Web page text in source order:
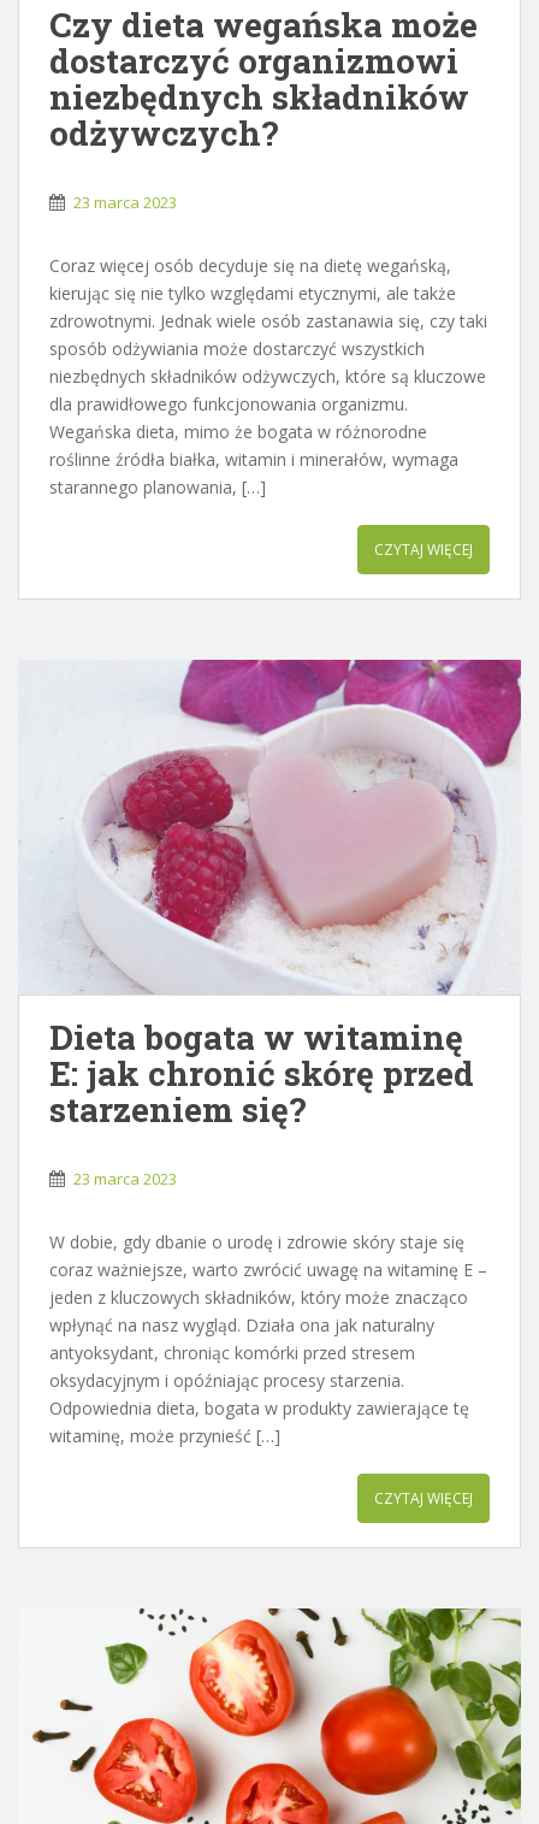
Czy dieta wegańska może
dostarczyć organizmowi
niezbędnych składników
odżywczych?
23 marca 2023
Coraz więcej osób decyduje się na dietę wegańską,
kierując się nie tylko względami etycznymi, ale także
zdrowotnymi. Jednak wiele osób zastanawia się, czy taki
sposób odżywiania może dostarczyć wszystkich
niezbędnych składników odżywczych, które są kluczowe
dla prawidłowego funkcjonowania organizmu.
Wegańska dieta, mimo że bogata w różnorodne
roślinne źródła białka, witamin i minerałów, wymaga
starannego planowania, […]
CZYTAJ WIĘCEJ
Dieta bogata w witaminę
E: jak chronić skórę przed
starzeniem się?
23 marca 2023
W dobie, gdy dbanie o urodę i zdrowie skóry staje się
coraz ważniejsze, warto zwrócić uwagę na witaminę E –
jeden z kluczowych składników, który może znacząco
wpłynąć na nasz wygląd. Działa ona jak naturalny
antyoksydant, chroniąc komórki przed stresem
oksydacyjnym i opóźniając procesy starzenia.
Odpowiednia dieta, bogata w produkty zawierające tę
witaminę, może przynieść […]
CZYTAJ WIĘCEJ